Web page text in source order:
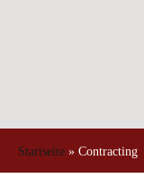
Startseite » Contracting